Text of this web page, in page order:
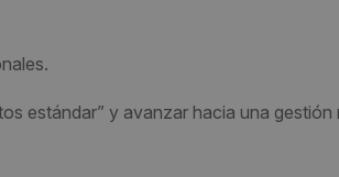
estándar” y avanzar hacia una gestión